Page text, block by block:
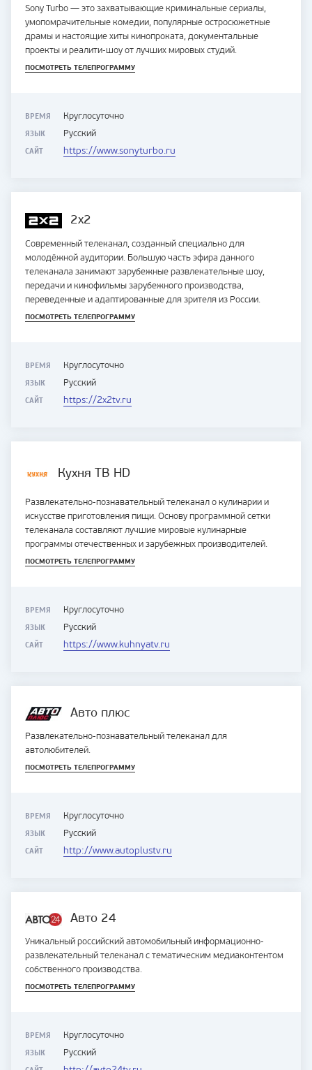
Sony Turbo — это захватывающие криминальные сериалы,
умопомрачительные комедии, популярные остросюжетные
драмы и настоящие хиты кинопроката, документальные
проекты и реалити-шоу от лучших мировых студий.
ПОСМОТРЕТЬ ТЕЛЕПРОГРАММУ
ВРЕМЯ Круглосуточно
ЯЗЫК Русский
САЙТ https://www.sonyturbo.ru
2x2
Cовременный телеканал, созданный специально для
молодёжной аудитории. Большую часть эфира данного
телеканала занимают зарубежные развлекательные шоу,
передачи и кинофильмы зарубежного производства,
переведенные и адаптированные для зрителя из России.
ПОСМОТРЕТЬ ТЕЛЕПРОГРАММУ
ВРЕМЯ Круглосуточно
ЯЗЫК Русский
САЙТ https://2x2tv.ru
Кухня ТВ HD
Развлекательно-познавательный телеканал о кулинарии и
искусстве приготовления пищи. Основу программной сетки
телеканала составляют лучшие мировые кулинарные
программы отечественных и зарубежных производителей.
ПОСМОТРЕТЬ ТЕЛЕПРОГРАММУ
ВРЕМЯ Круглосуточно
ЯЗЫК Русский
САЙТ https://www.kuhnyatv.ru
Авто плюс
Развлекательно-познавательный телеканал для
автолюбителей.
ПОСМОТРЕТЬ ТЕЛЕПРОГРАММУ
ВРЕМЯ Круглосуточно
ЯЗЫК Русский
САЙТ http://www.autoplustv.ru
Авто 24
Уникальный российский автомобильный информационно-
развлекательный телеканал с тематическим медиаконтентом
собственного производства.
ПОСМОТРЕТЬ ТЕЛЕПРОГРАММУ
ВРЕМЯ Круглосуточно
ЯЗЫК Русский